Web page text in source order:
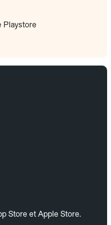
Playstore
Store et Apple Store.